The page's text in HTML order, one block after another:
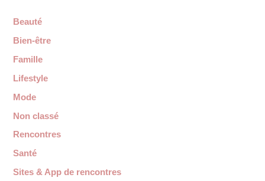
Beauté
Bien-être
Famille
Lifestyle
Mode
Non classé
Rencontres
Santé
Sites & App de rencontres